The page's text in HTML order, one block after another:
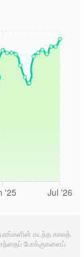
கடந்த காலத்
போக்குகளைப்